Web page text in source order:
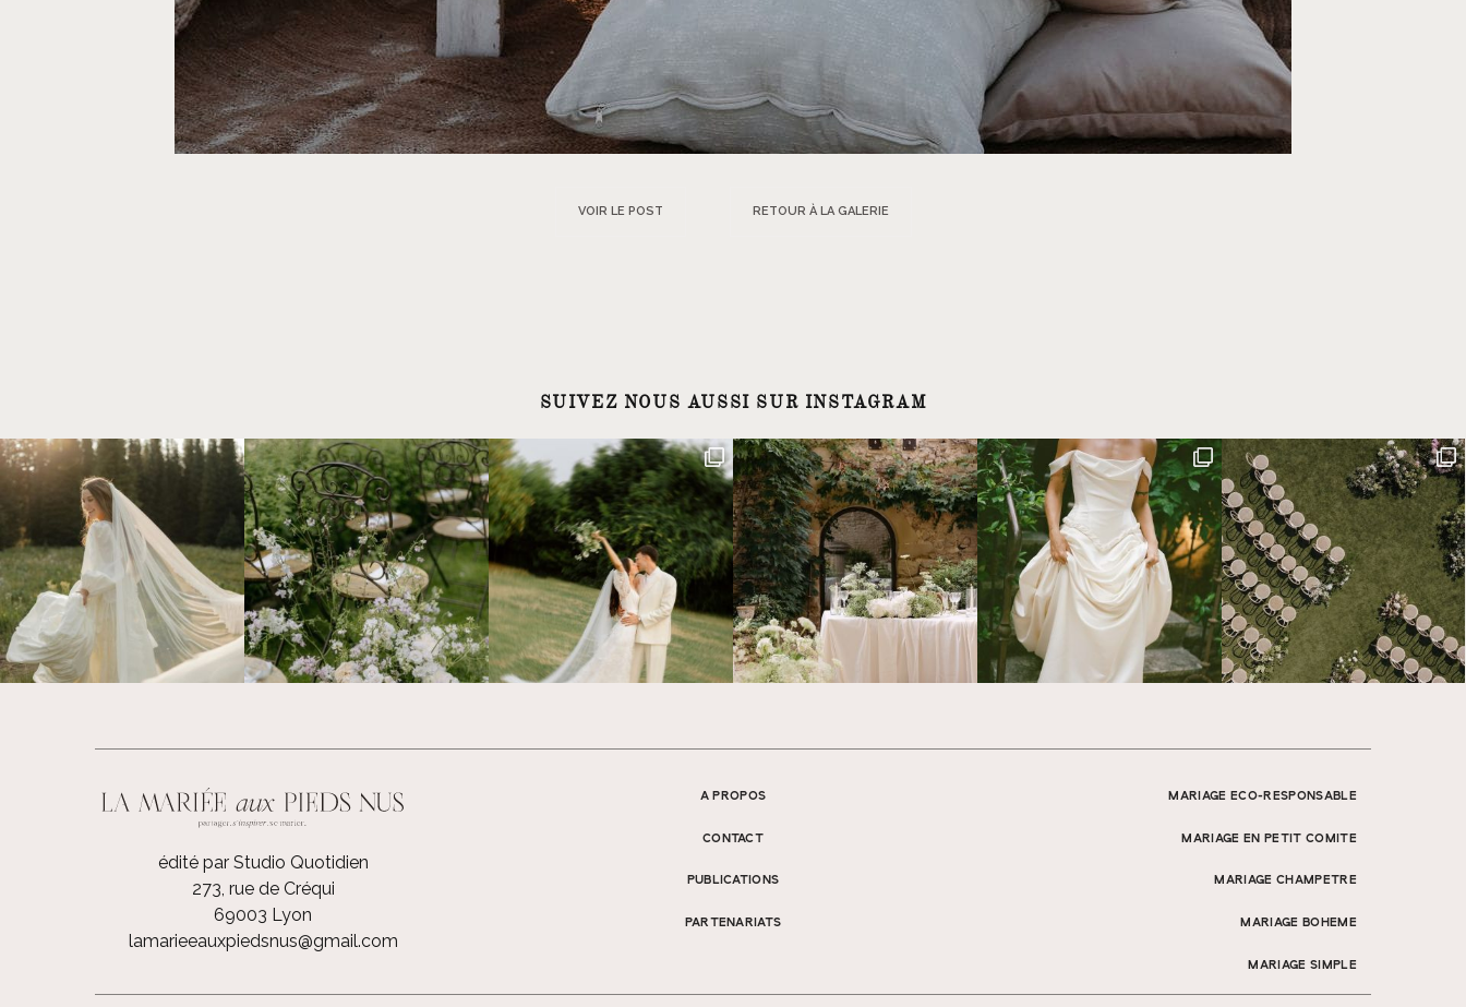
VOIR LE POST RETOUR À LA GALERIE
SUIVEZ NOUS AUSSI SUR INSTAGRAM
édité par Studio Quotidien
273, rue de Créqui
69003 Lyon
lamarieeauxpiedsnus@gmail.com
A PROPOS
CONTACT
PUBLICATIONS
PARTENARIATS
MARIAGE ECO-RESPONSABLE
MARIAGE EN PETIT COMITE
MARIAGE CHAMPETRE
MARIAGE BOHEME
MARIAGE SIMPLE